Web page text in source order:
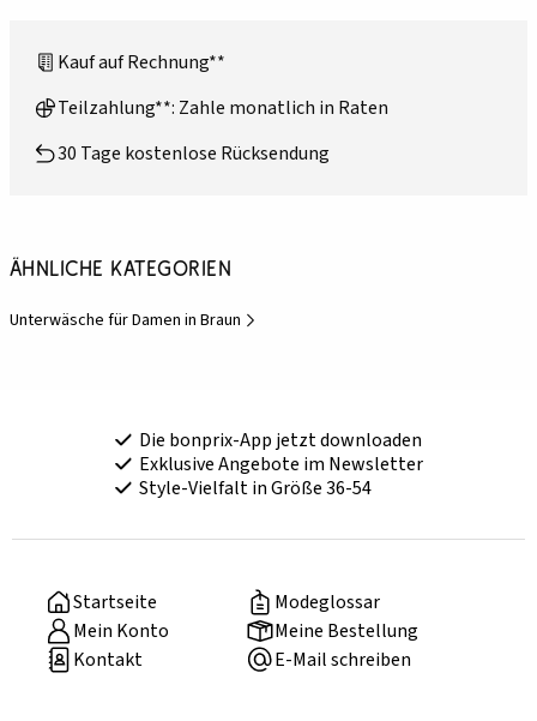
Kauf auf Rechnung**
Teilzahlung**: Zahle monatlich in Raten
30 Tage kostenlose Rücksendung
Ähnliche Kategorien
Unterwäsche für Damen in Braun
Die bonprix-App jetzt downloaden
Exklusive Angebote im Newsletter
Style-Vielfalt in Größe 36-54
Startseite
Modeglossar
Mein Konto
Meine Bestellung
Kontakt
E-Mail schreiben